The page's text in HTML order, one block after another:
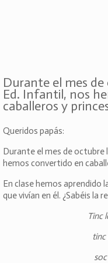
Durante el mes
Ed. Infantil, nos
caballeros y
Queridos papás:
Durante el mes de octubre
hemos convertido en
En clase hemos aprendido
que vivían en él. ¿Sabéis la
Tinc
tinc